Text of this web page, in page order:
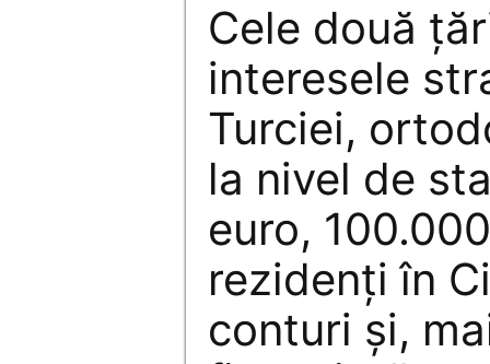
Cele două
interesele
Turciei,
la nivel de
euro,
rezidenţi în
conturi şi,